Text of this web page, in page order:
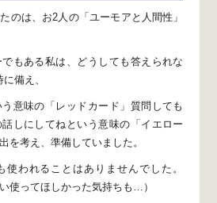
のは、 お2人の「ユーモアと人間性」
もある私は、
どうしても答えられな
備え、
意味の「レッドカード」 質問しても
しにしてねという意味の 「イエロー
を考え、準備していました。
使われることはありませんでした。
使ってほしかった気持ちも…）